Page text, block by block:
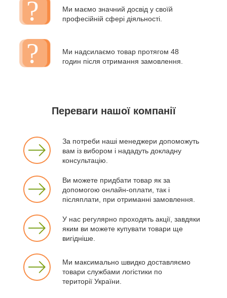
Ми маємо значний досвід у своїй
професійній сфері діяльності.
Ми надсилаємо товар протягом 48
годин після отримання замовлення.
Переваги нашої компанії
За потреби наші менеджери допоможуть
вам із вибором і нададуть докладну
консультацію.
Ви можете придбати товар як за
допомогою онлайн-оплати, так і
післяплати, при отриманні замовлення.
У нас регулярно проходять акції, завдяки
яким ви можете купувати товари ще
вигідніше.
Ми максимально швидко доставляємо
товари службами логістики по
території України.